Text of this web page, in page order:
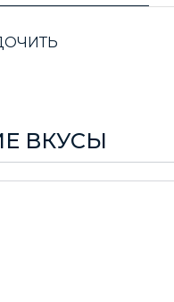
ВКУСЫ